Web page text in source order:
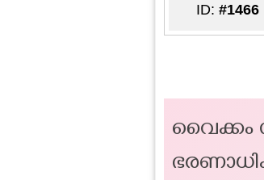
ID: #1466
വൈക്കം